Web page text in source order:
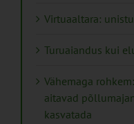
Virtuaaltara:
Turuaiandus kui
Vähemaga
aitavad
kasvatada